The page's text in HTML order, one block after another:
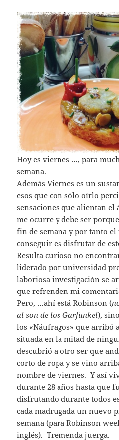
Hoy es viernes …, para
semana.
Además Viernes es un
esos que con sólo oírlo
sensaciones que alientan el
me ocurre y debe ser
fin de semana y por tanto
conseguir es disfrutar de
Resulta curioso no
liderado por universidad
laboriosa investigación se
que refrenden mi
Pero, …ahí está Robinson (
al son de los Garfunkel),
los «Náufragos» que arribó
situada en la mitad de
descubrió a otro ser que
corto de ropa y se vino
nombre de viernes. Y así
durante 28 años hasta que
disfrutando durante todos
cada madrugada un nuevo
semana (para Robinson
inglés). Tremenda juerga.